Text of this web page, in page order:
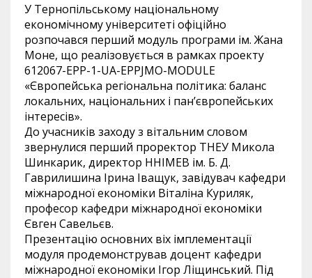
У Тернопільському національному
економічному університеті офіційно
розпочався перший модуль програми ім. Жана
Моне, що реалізовується в рамках проекту
612067-EPP-1-UA-EPPJMO-MODULE
«Європейська регіональна політика: баланс
локальних, національних і пан’європейських
інтересів».
До учасників заходу з вітальним словом
звернулися перший проректор ТНЕУ Микола
Шинкарик, директор ННІМЕВ ім. Б. Д.
Гаврилишина Ірина Іващук, завідувач кафедри
міжнародної економіки Віталіна Куриляк,
професор кафедри міжнародної економіки
Євген Савельєв.
Презентацію основних віх імплементації
модуля продемонстрував доцент кафедри
міжнародної економіки Ігор Ліщинський. Під